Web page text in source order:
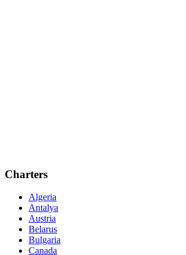
Charters
Algeria
Antalya
Austria
Belarus
Bulgaria
Canada